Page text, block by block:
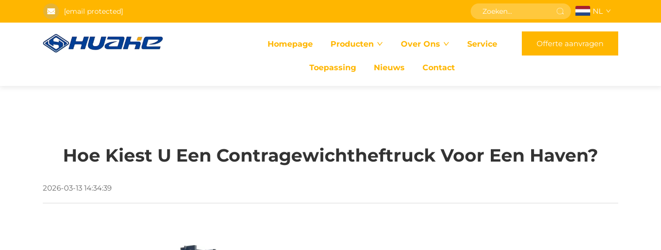
[email protected] NL
Homepage Producten Over Ons Service
Toepassing Nieuws Contact
Offerte aanvragen
Hoe Kiest U Een Contragewichtheftruck Voor Een Haven?
2026-03-13 14:34:39